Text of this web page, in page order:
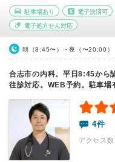
駐車場あり 電子決済可
電子処方せん対応
朝（8:45〜）・夜（〜20:00）
合志市の内科。平日8:45から
往診対応。WEB予約。駐車場
4件
アクセス